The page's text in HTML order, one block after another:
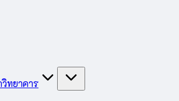
ทยาคาร